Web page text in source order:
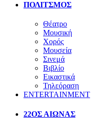
ΠΟΛΙΤΣΜΟΣ
Θέατρο
Μουσική
Χορός
Μουσεία
Σινεμά
Βιβλίο
Εικαστικά
Τηλεόραση
ENTERTAINMENT
22ΟΣ ΑΙΩΝΑΣ